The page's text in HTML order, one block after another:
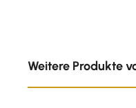
Weitere Produkte